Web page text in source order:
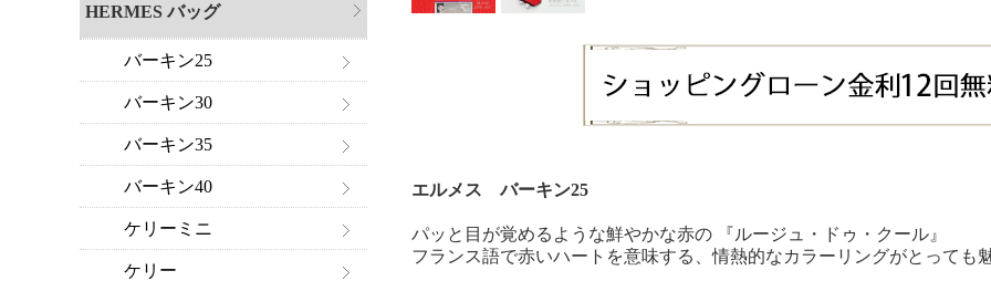
エルメス バーキン25
パッと目が覚めるような鮮やかな赤の 『ルージュ・ドゥ・クール』
フランス語で赤いハートを意味する、情熱的なカラーリングがとっても
HERMES バッグ
バーキン25
バーキン30
バーキン35
バーキン40
ケリーミニ
ケリー